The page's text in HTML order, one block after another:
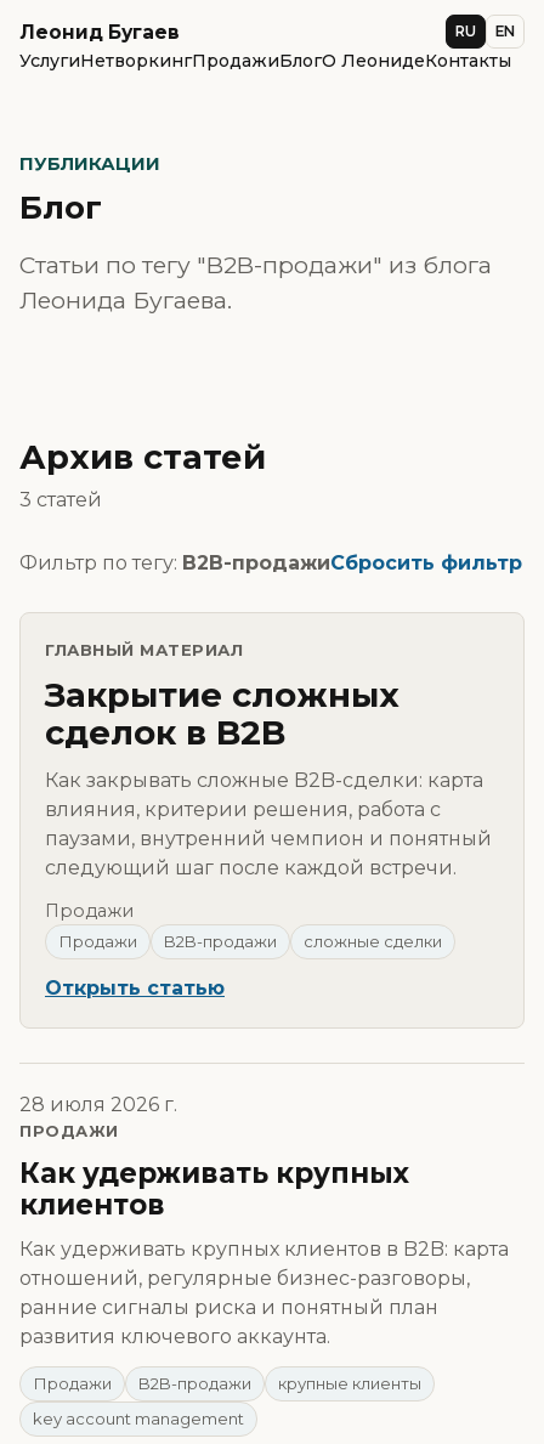
Леонид Бугаев
УслугиНетворкингПродажиБлогО ЛеонидеКонтакты
RU EN
ПУБЛИКАЦИИ
Блог
Статьи по тегу "B2B-продажи" из блога
Леонида Бугаева.
Архив статей
3 статей
Фильтр по тегу: B2B-продажиСбросить фильтр
ГЛАВНЫЙ МАТЕРИАЛ
Закрытие сложных
сделок в B2B
Как закрывать сложные B2B-сделки: карта
влияния, критерии решения, работа с
паузами, внутренний чемпион и понятный
следующий шаг после каждой встречи.
Продажи
Продажи B2B-продажи сложные сделки
Открыть статью
28 июля 2026 г.
ПРОДАЖИ
Как удерживать крупных
клиентов
Как удерживать крупных клиентов в B2B: карта
отношений, регулярные бизнес-разговоры,
ранние сигналы риска и понятный план
развития ключевого аккаунта.
Продажи B2B-продажи
крупные клиенты
key account management